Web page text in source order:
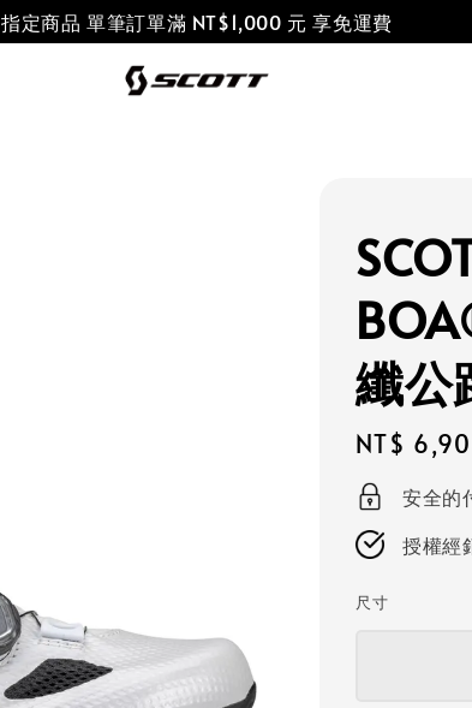
指定商品 單筆訂單滿 NT$1,000 元 享免運費
纖公
Regular
price
NT$
安全的
授權經
尺寸